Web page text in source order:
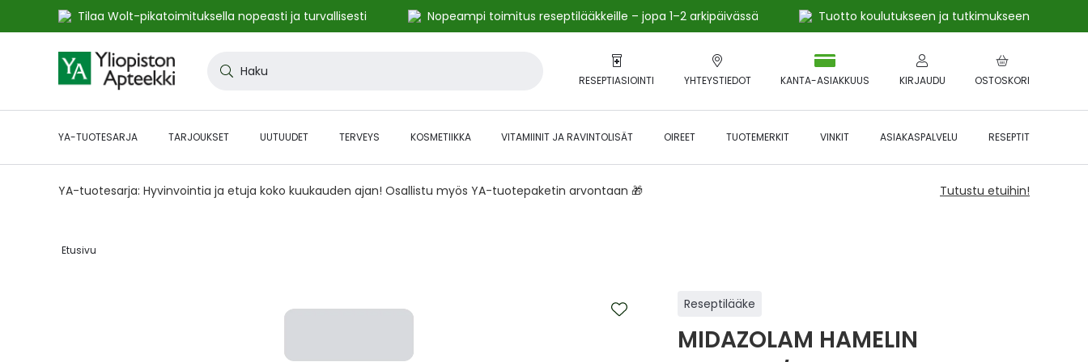
Tilaa Wolt-pikatoimituksella nopeasti ja turvallisesti Nopeampi toimitus reseptilääkkeille – jopa 1–2 arkipäivässä
Tuotto koulutukseen ja tutkimukseen
to
Content
RESEPTIASIOINTI YHTEYSTIEDOT OSTOSKORI
KANTA-ASIAKKUUS KIRJAUDU
YA-TUOTESARJA TARJOUKSET UUTUUDET TERVEYS KOSMETIIKKA VITAMIINIT JA RAVINTOLISÄT OIREET TUOTEMERKIT VINKIT ASIAKASPALVELU RESEPTIT
YA-tuotesarja: Hyvinvointia ja etuja koko kuukauden ajan! Osallistu myös YA-tuotepaketin arvontaan 🎁 Tutustu etuihin!
Etusivu‎
Reseptilääke
MIDAZOLAM HAMELIN